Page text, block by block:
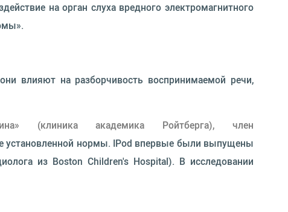
на орган слуха вредного электромагнитного
влияют на разборчивость воспринимаемой речи,
(клиника академика Ройтберга), член
установленной нормы. IPod впервые были выпущены
из Boston Children's Hospital). В исследовании